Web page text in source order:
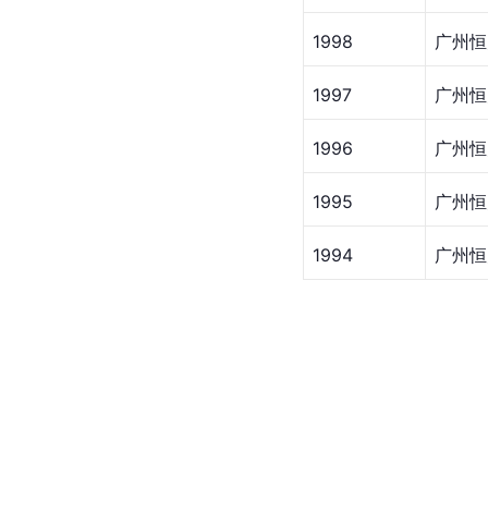
1998 广州
1997 广州
1996 广州
1995 广州
1994 广州